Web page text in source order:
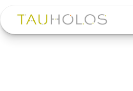
to
content